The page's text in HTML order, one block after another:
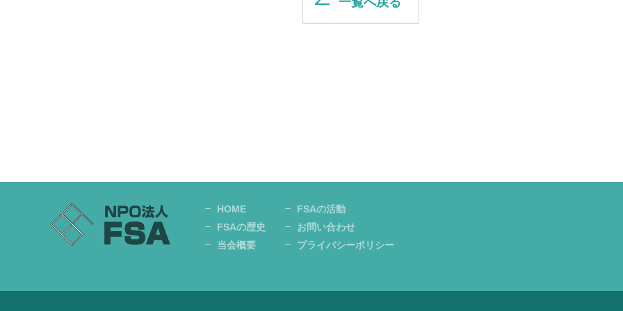
HOME
FSAの歴史
当会概要
FSAの活動
お問い合わせ
プライバシーポリシー